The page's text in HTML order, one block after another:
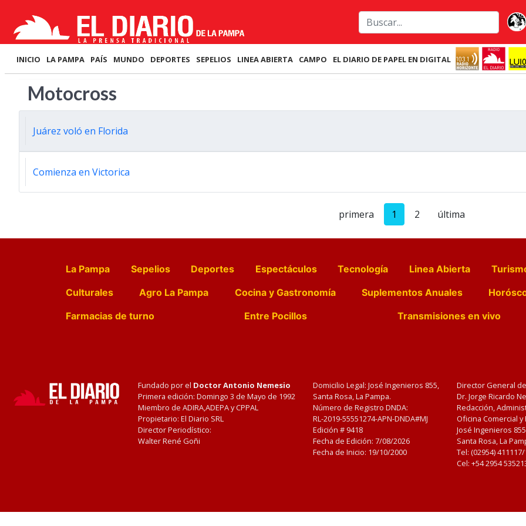
INICIO LA PAMPA PAÍS MUNDO DEPORTES SEPELIOS LINEA ABIERTA CAMPO EL DIARIO DE PAPEL EN DIGITAL
Motocross
Juárez voló en Florida
Comienza en Victorica
primera 1 2 última
La Pampa Sepelios Deportes Espectáculos Tecnología Linea Abierta
Culturales
Agro La Pampa Cocina y Gastronomía Suplementos Anuales
Farmacias de turno
Entre Pocillos Transmisiones en vivo
Fundado por el Doctor Antonio Nemesio
Primera edición: Domingo 3 de Mayo de 1992
Miembro de ADIRA,ADEPA y CPPAL
Propietario: El Diario SRL
Director Periodístico:
Walter René Goñi
Domicilio Legal: José Ingenieros 855,
Santa Rosa, La Pampa.
Número de Registro DNDA:
RL-2019-55551274-APN-DNDA#MJ
Edición # 9418
Fecha de Edición: 7/08/2026
Fecha de Inicio: 19/10/2000
Director General
Dr. Jorge Ricardo
Redacción,
Oficina Comercial
José Ingenieros
Santa Rosa, La
Tel: (02954)
Cel: +54 2954